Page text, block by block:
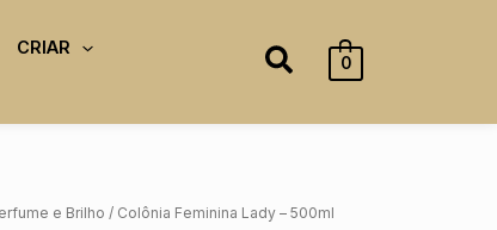
CRIAR
Pesquisar
0
e Brilho / Colônia Feminina Lady – 500ml